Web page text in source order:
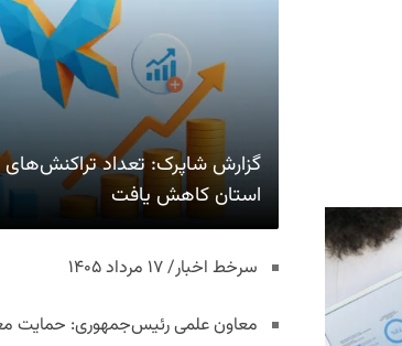
استان‌ کاهش یافت
سرخط اخبار/ ۱۷ مرداد ۱۴۰۵
معاون علمی رئیس‌جمهوری: حمایت